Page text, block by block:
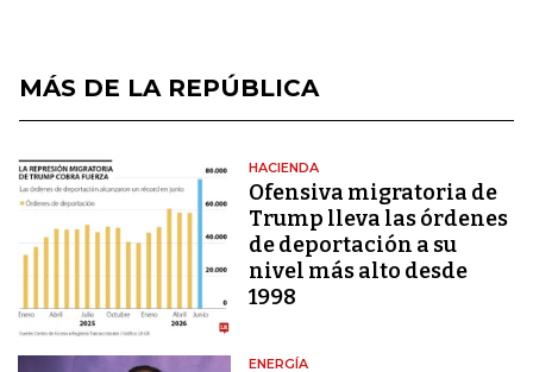
MÁS DE LA REPÚBLICA
HACIENDA
Ofensiva migratoria de
Trump lleva las órdenes
de deportación a su
nivel más alto desde
1998
ENERGÍA